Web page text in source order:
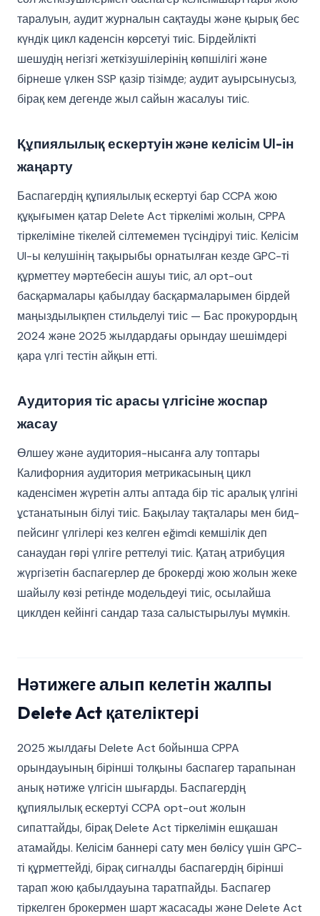
таралуын, аудит журналын сақтауды және қырық бес
күндік цикл каденсін көрсетуі тиіс. Бірдейлікті
шешудің негізгі жеткізушілерінің көпшілігі және
бірнеше үлкен SSP қазір тізімде; аудит ауырсынусыз,
бірақ кем дегенде жыл сайын жасалуы тиіс.
Құпиялылық ескертуін және келісім UI-ін
жаңарту
Баспагердің құпиялылық ескертуі бар CCPA жою
құқығымен қатар Delete Act тіркелімі жолын, CPPA
тіркеліміне тікелей сілтемемен түсіндіруі тиіс. Келісім
UI-ы келушінің тақырыбы орнатылған кезде GPC-ті
құрметтеу мәртебесін ашуы тиіс, ал opt-out
басқармалары қабылдау басқармаларымен бірдей
маңыздылықпен стильделуі тиіс — Бас прокурордың
2024 және 2025 жылдардағы орындау шешімдері
қара үлгі тестін айқын етті.
Аудитория тіс арасы үлгісіне жоспар
жасау
Өлшеу және аудитория-нысанға алу топтары
Калифорния аудитория метрикасының цикл
каденсімен жүретін алты аптада бір тіс аралық үлгіні
ұстанатынын білуі тиіс. Бақылау тақталары мен бид-
пейсинг үлгілері кез келген eğimdi кемшілік деп
санаудан гөрі үлгіге реттелуі тиіс. Қатаң атрибуция
жүргізетін баспагерлер де брокерді жою жолын жеке
шайылу көзі ретінде модельдеуі тиіс, осылайша
циклден кейінгі сандар таза салыстырылуы мүмкін.
Нәтижеге алып келетін жалпы
Delete Act қателіктері
2025 жылдағы Delete Act бойынша CPPA
орындауының бірінші толқыны баспагер тарапынан
анық нәтиже үлгісін шығарды. Баспагердің
құпиялылық ескертуі CCPA opt-out жолын
сипаттайды, бірақ Delete Act тіркелімін ешқашан
атамайды. Келісім баннері сату мен бөлісу үшін GPC-
ті құрметтейді, бірақ сигналды баспагердің бірінші
тарап жою қабылдауына таратпайды. Баспагер
тіркелген брокермен шарт жасасады және Delete Act